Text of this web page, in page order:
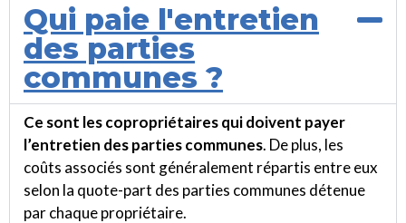
Qui paie l'entretien
des parties
communes ?
Ce sont les copropriétaires qui doivent payer
l’entretien des parties communes. De plus, les
coûts associés sont généralement répartis entre eux
selon la quote-part des parties communes détenue
par chaque propriétaire.